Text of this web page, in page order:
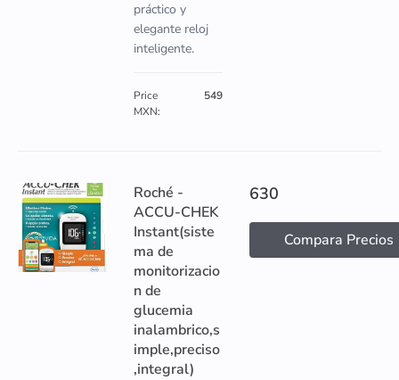
práctico y
elegante reloj
inteligente.
Price
MXN:
549
Roché -
ACCU-CHEK
Instant(siste
ma de
monitorizacio
n de
glucemia
inalambrico,s
imple,preciso
,integral)
630
Compara Precios